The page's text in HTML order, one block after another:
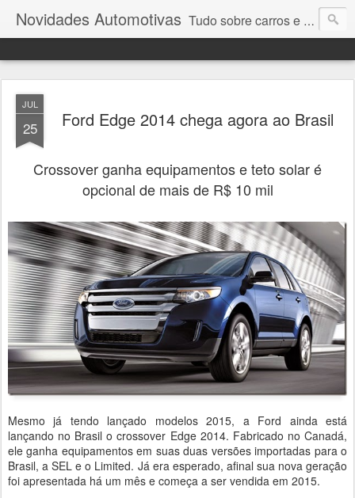
Novidades Automotivas Tudo sobre carros e motores
JUL
25 Ford Edge 2014 chega agora ao Brasil
Crossover ganha equipamentos e teto solar é
opcional de mais de R$ 10 mil
Mesmo já tendo lançado modelos 2015, a Ford ainda está
lançando no Brasil o crossover Edge 2014. Fabricado no Canadá,
ele ganha equipamentos em suas duas versões importadas para o
Brasil, a SEL e o Limited. Já era esperado, afinal sua nova geração
foi apresentada há um mês e começa a ser vendida em 2015.